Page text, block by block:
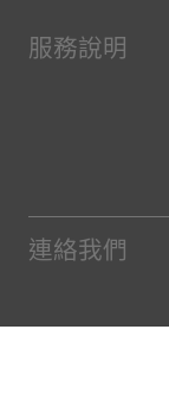
服務說明
連絡我們